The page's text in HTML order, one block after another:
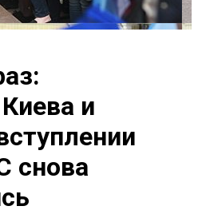
и
снова